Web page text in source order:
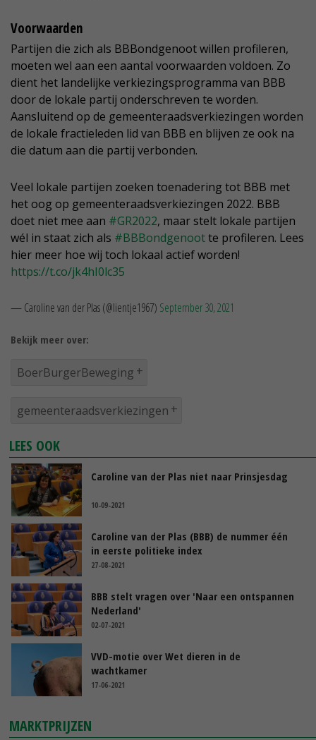
Voorwaarden
Partijen die zich als BBBondgenoot willen profileren,
moeten wel aan een aantal voorwaarden voldoen. Zo
dient het landelijke verkiezingsprogramma van BBB
door de lokale partij onderschreven te worden.
Aansluitend op de gemeenteraadsverkiezingen worden
de lokale fractieleden lid van BBB en blijven ze ook na
die datum aan die partij verbonden.
Veel lokale partijen zoeken toenadering tot BBB met
het oog op gemeenteraadsverkiezingen 2022. BBB
doet niet mee aan #GR2022, maar stelt lokale partijen
wél in staat zich als #BBBondgenootte profileren. Lees
hier meer hoe wij toch lokaal actief worden!
https://t.co/jk4hI0lc35
— Caroline van der Plas (@lientje1967) September 30, 2021
Bekijk meer over:
BoerBurgerBeweging
gemeenteraadsverkiezingen
LEES OOK
Caroline van der Plas niet naar Prinsjesdag
10-09-2021
Caroline van der Plas (BBB) de nummer één
in eerste politieke index
27-08-2021
BBB stelt vragen over 'Naar een ontspannen
Nederland'
02-07-2021
VVD-motie over Wet dieren in de
wachtkamer
17-06-2021
MARKTPRIJZEN